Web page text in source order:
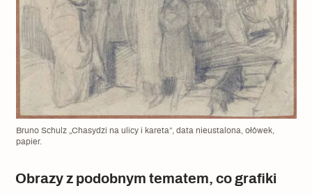
Bruno Schulz „Chasydzi na ulicy i kareta”, data nieustalona, ołówek,
papier.
Obrazy z podobnym tematem, co grafiki